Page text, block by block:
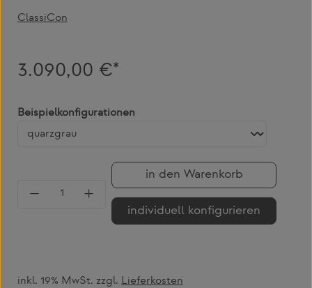
ClassiCon
3.090,00 €*
Beispielkonfigurationen
Produkt Anzahl: Gib den gewünschten
in den Warenkorb
individuell konfigurieren
inkl. 19% MwSt. zzgl. Lieferkosten